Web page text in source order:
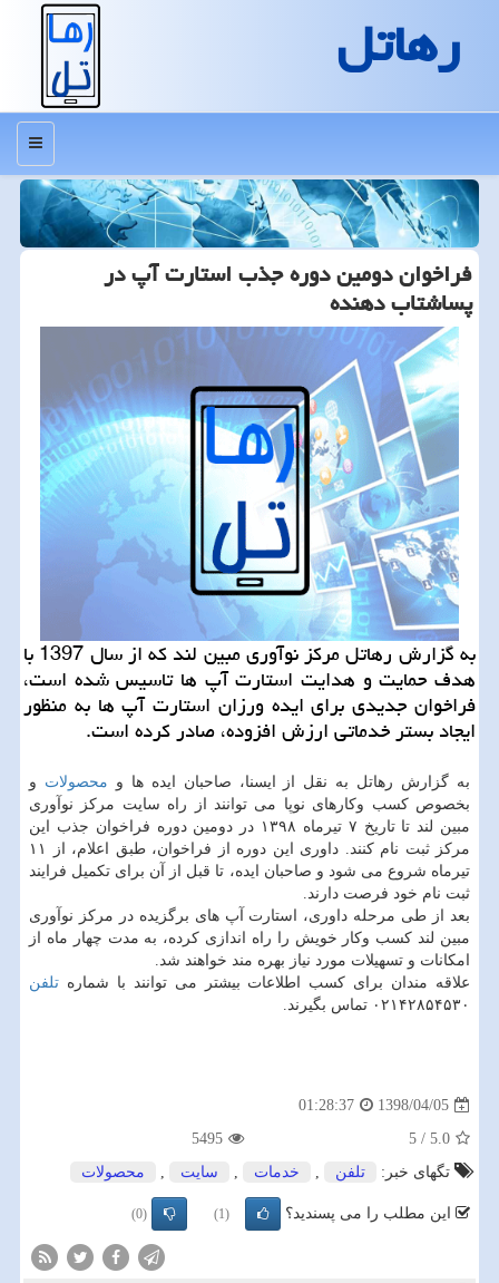
رهاتل
منو
فراخوان دومین دوره جذب استارت‏ آپ در
پساشتاب دهنده
به گزارش رهاتل مركز نوآوری مبین لند كه از سال 1397 با
هدف حمایت و هدایت استارت آپ ها تاسیس شده است،
فراخوان جدیدی برای ایده ورزان استارت آپ ها به منظور
ایجاد بستر خدماتی ارزش افزوده، صادر كرده است.
به گزارش رهاتل به نقل از ایسنا، صاحبان ایده ‏ها و محصولات و
بخصوص كسب وكارهای نوپا می توانند از راه سایت مركز نوآوری
مبین لند تا تاریخ ۷ تیرماه ۱۳۹۸ در دومین دوره فراخوان جذب این
مركز ثبت نام كنند. داوری این دوره از فراخوان، طبق اعلام، از ۱۱
تیرماه شروع می شود و صاحبان ایده، تا قبل از آن برای تكمیل فرایند
ثبت نام خود فرصت دارند.
بعد از طی مرحله داوری، استارت‏ آپ‏ های برگزیده در مركز نوآوری
مبین لند كسب وكار خویش را راه ‏اندازی كرده، به مدت چهار ماه از
امكانات و تسهیلات مورد نیاز بهره ‏مند خواهند شد.
علاقه مندان برای كسب اطلاعات بیشتر می توانند با شماره تلفن
۰۲۱۴۲۸۵۴۵۳۰ تماس بگیرند.
1398/04/05
01:28:37
5.0
/
5
5495
تگهای خبر:
تلفن , خدمات , سایت , محصولات
این مطلب را می پسندید؟ (1)
(0)